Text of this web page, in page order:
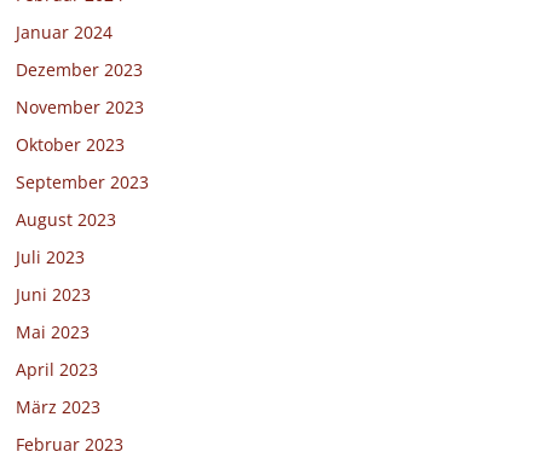
Januar 2024
Dezember 2023
November 2023
Oktober 2023
September 2023
August 2023
Juli 2023
Juni 2023
Mai 2023
April 2023
März 2023
Februar 2023